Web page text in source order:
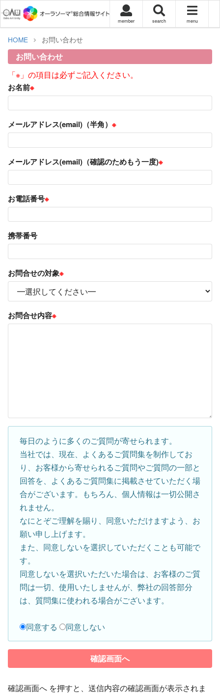
member search menu
HOME お問い合わせ
お問い合わせ
「※」の項目は必ずご記入ください。
お名前※
メールアドレス(email)（半角） ※
メールアドレス(email)（確認のためもう一度)※
お電話番号※
携帯番号
お問合せの対象※
お問合せ内容※
毎日のように多くのご質問が寄せられます。
当社では、現在、よくあるご質問集を制作してお
り、お客様から寄せられるご質問やご質問の一部と
回答を、よくあるご質問集に掲載させていただく場
合がございます。もちろん、個人情報は一切公開さ
れません。
なにとぞご理解を賜り、同意いただけますよう、お
願い申し上げます。
また、同意しないを選択していただくことも可能で
す。
同意しないを選択いただいた場合は、お客様のご質
問は一切、使用いたしませんが、弊社の回答部分
は、質問集に使われる場合がございます。
同意する 同意しない
確認画面へ
確認画面へ を押すと、送信内容の確認画面が表示されま